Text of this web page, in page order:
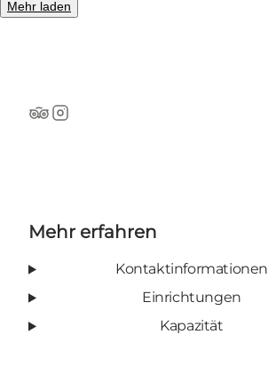
Mehr laden
Tripadvisor
Instagram
Mehr erfahren
Kontaktinformationen
Einrichtungen
Kapazität